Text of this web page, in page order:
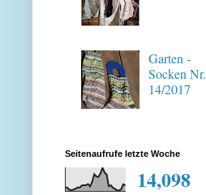
Garten -
Socken Nr.
14/2017
Seitenaufrufe letzte Woche
14,098